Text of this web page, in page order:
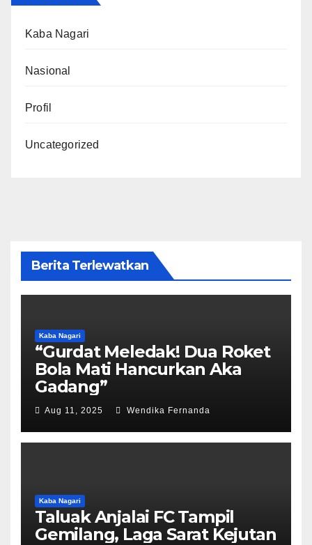
Kaba Nagari
Nasional
Profil
Uncategorized
Berita Terlewatkan
Kaba Nagari
“Gurdat Meledak! Dua Roket
Bola Mati Hancurkan Aka
Gadang”
Aug 11, 2025 Wendika Fernanda
Kaba Nagari
Taluak Anjalai FC Tampil
Gemilang, Laga Sarat Kejutan